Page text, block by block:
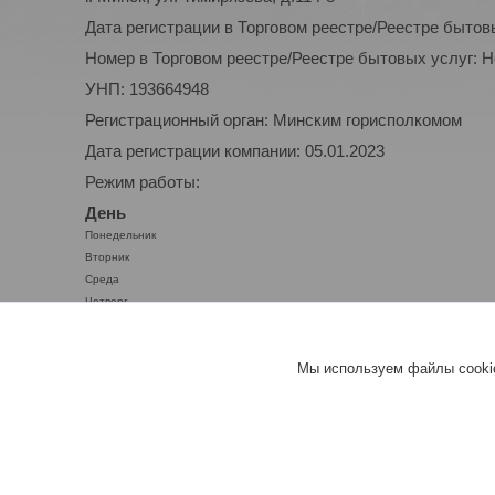
Дата регистрации в Торговом реестре/Реестре
Номер в Торговом реестре/Реестре бытовых услуг:
УНП: 193664948
Регистрационный орган: Минским горисполкомом
Дата регистрации компании: 05.01.2023
Режим работы:
День
Понедельник
Вторник
Среда
Четверг
Мы используем файлы